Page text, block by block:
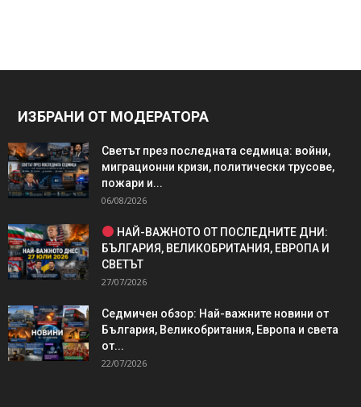
ИЗБРАНИ ОТ МОДЕРАТОРА
Светът през последната седмица: войни,
миграционни кризи, политически трусове,
пожари и...
06/08/2026
НАЙ-ВАЖНОТО ОТ ПОСЛЕДНИТЕ ДНИ:
БЪЛГАРИЯ, ВЕЛИКОБРИТАНИЯ, ЕВРОПА И
СВЕТЪТ
27/07/2026
Седмичен обзор: Най-важните новини от
България, Великобритания, Европа и света
от...
22/07/2026